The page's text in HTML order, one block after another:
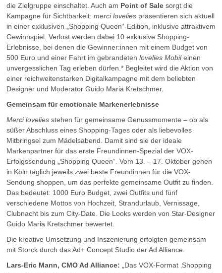
die Zielgruppe einschaltet. Auch am Point of Sale sorgt die
Kampagne für Sichtbarkeit: merci lovelies präsentieren sich aktuell
in einer exklusiven „Shopping Queen“-Edition, inklusive attraktivem
Gewinnspiel. Verlost werden dabei 10 exklusive Shopping-
Erlebnisse, bei denen die Gewinner:innen mit einem Budget von
500 Euro und einer Fahrt im gebrandeten lovelies Mobileinen
unvergesslichen Tag erleben dürfen.* Begleitet wird die Aktion von
einer reichweitenstarken Digitalkampagne mit dem beliebten
Designer und Moderator Guido Maria Kretschmer.
Gemeinsam für emotionale Markenerlebnisse
Merci lovelies stehen für gemeinsame Genussmomente – ob als
süßer Abschluss eines Shopping-Tages oder als liebevolles
Mitbringsel zum Mädelsabend. Damit sind sie der ideale
Markenpartner für das erste Freundinnen-Spezial der VOX-
Erfolgssendung „Shopping Queen“. Vom 13. – 17. Oktober gehen
in Köln täglich jeweils zwei beste Freundinnen für die VOX-
Sendung shoppen, um das perfekte gemeinsame Outfit zu finden.
Das bedeutet: 1000 Euro Budget, zwei Outfits und fünf
verschiedene Mottos von Hochzeit, Strandurlaub, Vernissage,
Clubnacht bis zum City-Date. Die Looks werden von Star-Designer
Guido Maria Kretschmer bewertet.
Die kreative Umsetzung und Inszenierung erfolgten gemeinsam
mit Storck durch das Ad+ Concept Studio der Ad Alliance.
Lars-Eric Mann, CMO Ad Alliance: „Das VOX-Format ‚Shopping